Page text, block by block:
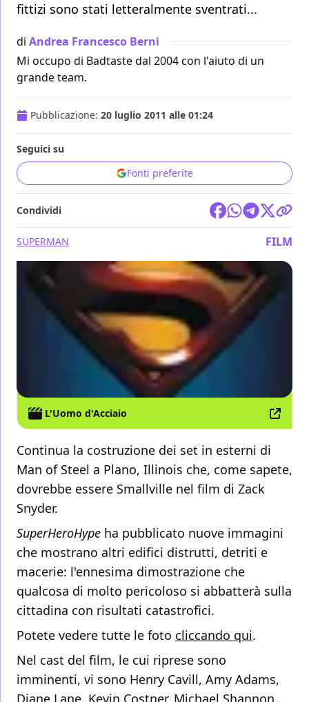
fittizi sono stati letteralmente sventrati...
di Andrea Francesco Berni
Mi occupo di Badtaste dal 2004 con l'aiuto di un
grande team.
Pubblicazione: 20 luglio 2011 alle 01:24
Seguici su
Fonti preferite
Condividi
SUPERMAN FILM
L'Uomo d'Acciaio
Continua la costruzione dei set in esterni di
Man of Steel a Plano, Illinois che, come sapete,
dovrebbe essere Smallville nel film di Zack
Snyder.
SuperHeroHype ha pubblicato nuove immagini
che mostrano altri edifici distrutti, detriti e
macerie: l'ennesima dimostrazione che
qualcosa di molto pericoloso si abbatterà sulla
cittadina con risultati catastrofici.
Potete vedere tutte le foto cliccando qui.
Nel cast del film, le cui riprese sono
imminenti, vi sono Henry Cavill, Amy Adams,
Diane Lane, Kevin Costner, Michael Shannon,